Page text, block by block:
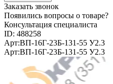
Заказать звонок
Появились вопросы о товаре?
Консультация специалиста
ID: 488258
Арт:ВП-16Г-23Б-131-55 У2.3
Арт:ВП-16Г-23Б-131-55 У2.3